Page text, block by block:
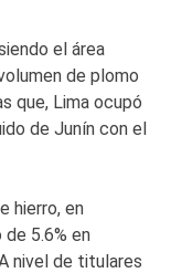
el área
de plomo
que, Lima ocupó
de Junín con el
hierro, en
5.6% en
nivel de titulares